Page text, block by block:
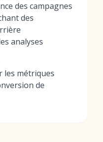
des campagnes
des
analyses
les métriques
de